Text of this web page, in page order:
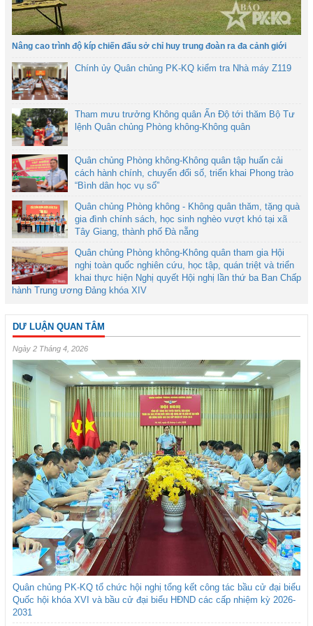
Nâng cao trình độ kíp chiến đấu sở chỉ huy trung đoàn ra đa cảnh giới
Chính ủy Quân chủng PK-KQ kiểm tra Nhà máy Z119
Tham mưu trưởng Không quân Ấn Độ tới thăm Bộ Tư
lệnh Quân chủng Phòng không-Không quân
Quân chủng Phòng không-Không quân tập huấn cải
cách hành chính, chuyển đổi số, triển khai Phong trào
“Bình dân học vụ số”
Quân chủng Phòng không - Không quân thăm, tặng quà
gia đình chính sách, học sinh nghèo vượt khó tại xã
Tây Giang, thành phố Đà nẵng
Quân chủng Phòng không-Không quân tham gia Hội
nghị toàn quốc nghiên cứu, học tập, quán triệt và triển
khai thực hiện Nghị quyết Hội nghị lần thứ ba Ban Chấp
hành Trung ương Đảng khóa XIV
DƯ LUẬN QUAN TÂM
Ngày 2 Tháng 4, 2026
Quân chủng PK-KQ tổ chức hội nghị tổng kết công tác bầu cử đại biểu
Quốc hội khóa XVI và bầu cử đại biểu HĐND các cấp nhiệm kỳ 2026-
2031